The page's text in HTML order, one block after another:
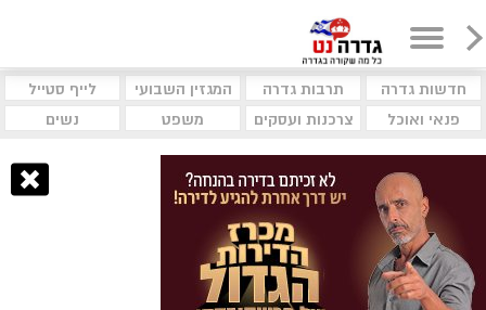
חדשות גדרה תרבות גדרה המגזין השבועי
לייף סטייל
פנאי ואוכל
צרכנות ועסקים משפט נשים